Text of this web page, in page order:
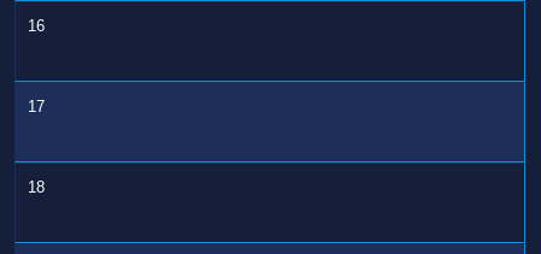
16
17
18